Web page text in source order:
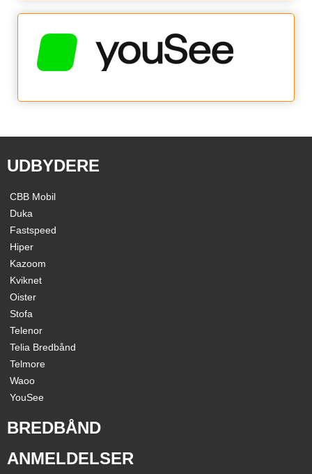
UDBYDERE
CBB Mobil
Duka
Fastspeed
Hiper
Kazoom
Kviknet
Oister
Stofa
Telenor
Telia Bredbånd
Telmore
Waoo
YouSee
BREDBÅND
ANMELDELSER